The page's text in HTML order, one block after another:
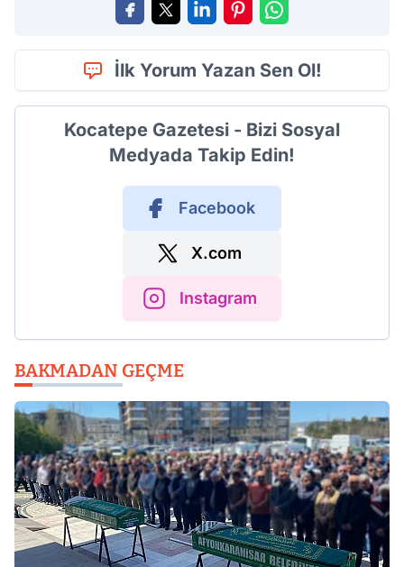
İlk Yorum Yazan Sen Ol!
Kocatepe Gazetesi - Bizi Sosyal
Medyada Takip Edin!
Facebook
X.com
Instagram
BAKMADAN GEÇME